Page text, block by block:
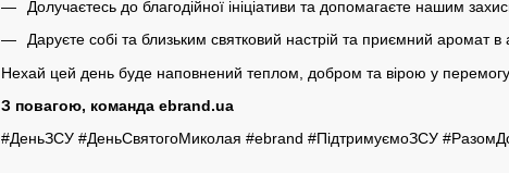
Долучаєтесь до благодійної ініціативи та допомагаєте нашим
Даруєте собі та близьким святковий настрій та приємний аромат в
Нехай цей день буде наповнений теплом, добром та вірою у
З повагою, команда ebrand.ua
#ДеньЗСУ #ДеньСвятогоМиколая #ebrand #ПідтримуємоЗСУ